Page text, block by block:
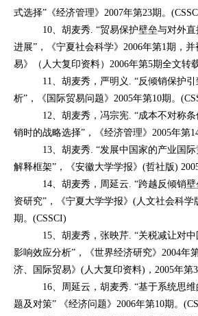
式选择”《经济管理》2007年第23期。
10、胡麦秀. “贸易保护壁垒与对外
进展”，《宁夏社会科学》2006年第1期，
易》（人大复印资料）2006年第5期全文转
11、胡麦秀，严明义. “反倾销保护
析”，《国际贸易问题》2005年第10期。
12、胡麦秀，冯宗宪. “成本不对称
销时的战略选择”，《经济管理》2005年第
13、胡麦秀. “发展中国家的产业国
解释框架”，《安徽大学学报》(哲社版)
14、胡麦秀，周延云. “跨越反倾销
资研究”，《宁夏大学学报》(人文社会科学
期。(CSSCI)
15、胡麦秀，张映芹. “关税减让对
影响效应分析”，《世界经济研究》2004年
济、国际贸易》(人大复印资料)，2005年第
16、周延云，胡麦秀. “基于系统思
题及对策” 《经济问题》2006年第10期。